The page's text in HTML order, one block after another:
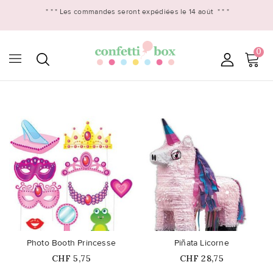
* * * Les commandes seront expédiées le 14 août * * *
0
favorite_border
Photo Booth Princesse
Prix
CHF 5,75
favorite_border
Piñata Licorne
Prix
CHF 28,75